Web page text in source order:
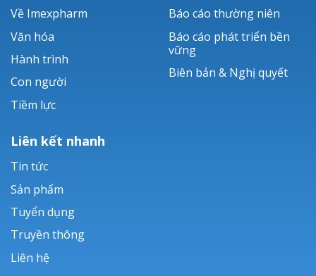
Về Imexpharm
Văn hóa
Hành trình
Con người
Tiềm lực
Báo cáo thường niên
Báo cáo phát triển bền
vững
Biên bản & Nghị quyết
Liên kết nhanh
Tin tức
Sản phẩm
Tuyển dụng
Truyền thông
Liên hệ